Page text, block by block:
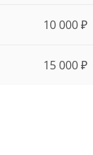
10 000 ₽
15 000 ₽